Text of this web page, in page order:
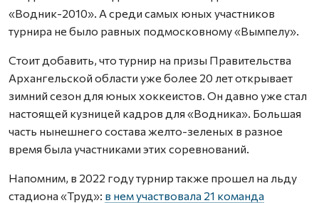
«Водник-2010». А среди самых юных участников
турнира не было равных подмосковному «Вымпелу».
Стоит добавить, что турнир на призы Правительства
Архангельской области уже более 20 лет открывает
зимний сезон для юных хоккеистов. Он давно уже стал
настоящей кузницей кадров для «Водника». Большая
часть нынешнего состава желто-зеленых в разное
время была участниками этих соревнований.
Напомним, в 2022 году турнир также прошел на льду
стадиона «Труд»: в нем участвовала 21 команда